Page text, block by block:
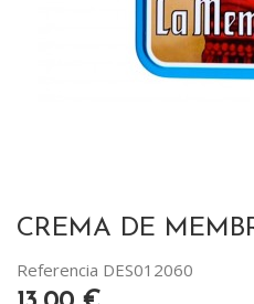
CREMA DE
Referencia DES012060